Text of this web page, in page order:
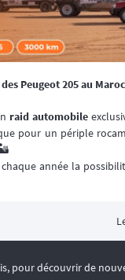
Peugeot 205 au
raid automobile
pour un périple
année la
en traversant
premiers
du 2 au 15 Mai 2027.
pour découvrir de